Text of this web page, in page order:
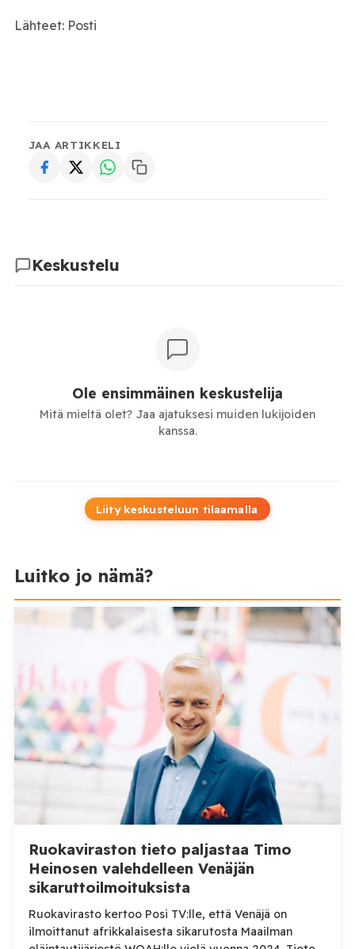
Lähteet: Posti
JAA ARTIKKELI
Keskustelu
Ole ensimmäinen keskustelija
Mitä mieltä olet? Jaa ajatuksesi muiden lukijoiden
kanssa.
Liity keskusteluun tilaamalla
Luitko jo nämä?
Ruokaviraston tieto paljastaa Timo
Heinosen valehdelleen Venäjän
sikaruttoilmoituksista
Ruokavirasto kertoo Posi TV:lle, että Venäjä on
ilmoittanut afrikkalaisesta sikarutosta Maailman